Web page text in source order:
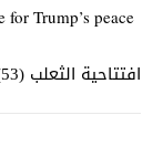
Trump’s peace
افتتاحية الثعلب (53)